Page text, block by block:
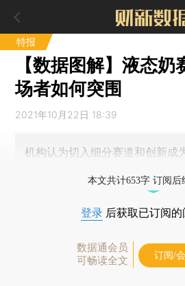
特报
【数据图解】液态奶
场者如何突围
2021年10月22日 18:39
机构认为切入细分赛道和创新成
本文共计653字 订阅后
登录 后获取已订阅
数据通会员
可畅读全文
订阅/